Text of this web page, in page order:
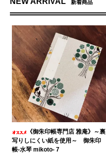
新着商品
《御朱印帳専門店 雅庵》～裏
写りしにくい紙を使用～ 御朱印
帳-水琴 mikoto- 7